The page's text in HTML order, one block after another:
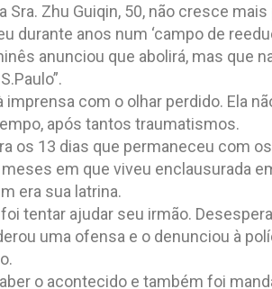
Sra. Zhu Guiqin, 50, não cresce
durante anos num ‘campo de
anunciou que abolirá, mas que
imprensa com o olhar perdido. Ela
após tantos traumatismos.
os 13 dias que permaneceu com
em que viveu enclausurada
era sua latrina.
tentar ajudar seu irmão.
uma ofensa e o denunciou à
o acontecido e também foi